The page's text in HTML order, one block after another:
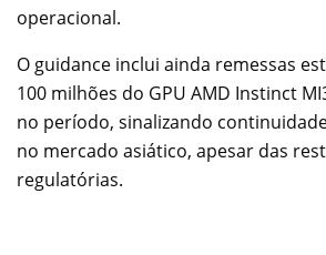
operacional.
O guidance inclui ainda remessas
100 milhões do GPU AMD Instinct
no período, sinalizando
no mercado asiático, apesar das
regulatórias.